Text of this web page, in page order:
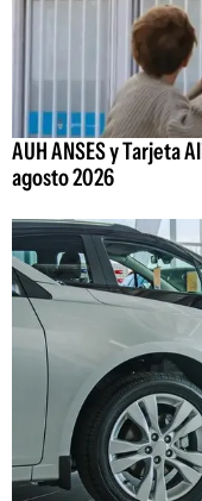
AUH ANSES y Tarjeta
agosto 2026